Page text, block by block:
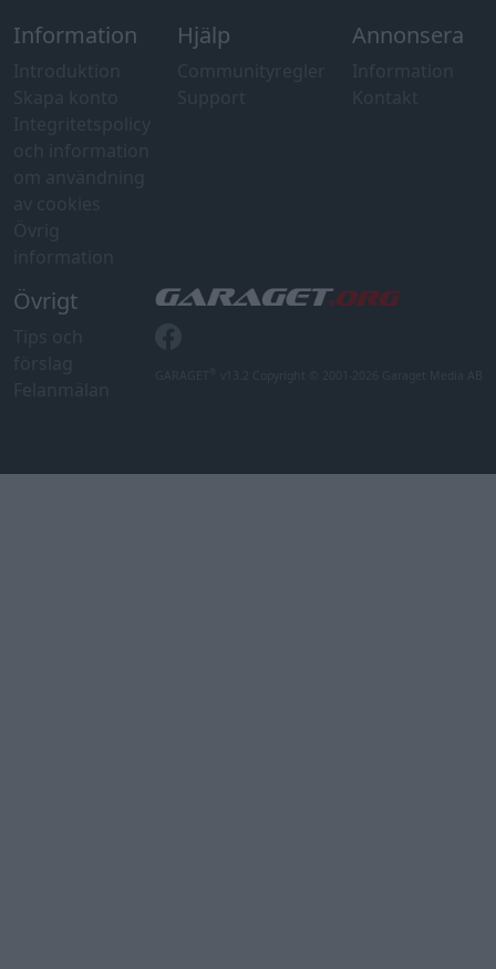
Information Hjälp Annonsera
Övrigt